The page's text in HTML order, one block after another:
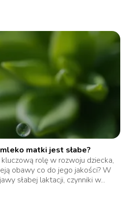
matki jest słabe?
rolę w rozwoju dziecka,
obawy co do jego jakości? W
słabej laktacji, czynniki w...